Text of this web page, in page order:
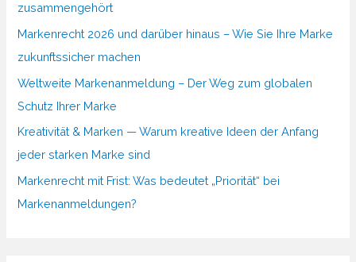
zusammengehört
Markenrecht 2026 und darüber hinaus – Wie Sie Ihre Marke
zukunftssicher machen
Weltweite Markenanmeldung – Der Weg zum globalen
Schutz Ihrer Marke
Kreativität & Marken — Warum kreative Ideen der Anfang
jeder starken Marke sind
Markenrecht mit Frist: Was bedeutet „Priorität“ bei
Markenanmeldungen?